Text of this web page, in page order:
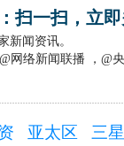
扫一扫，立
新闻资讯。
网络新闻联播 ，@
亚太区
三